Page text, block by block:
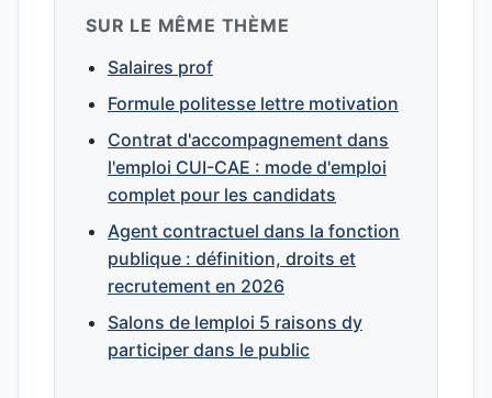
SUR LE MÊME THÈME
Salaires prof
Formule politesse lettre motivation
Contrat d'accompagnement dans
l'emploi CUI-CAE : mode d'emploi
complet pour les candidats
Agent contractuel dans la fonction
publique : définition, droits et
recrutement en 2026
Salons de lemploi 5 raisons dy
participer dans le public